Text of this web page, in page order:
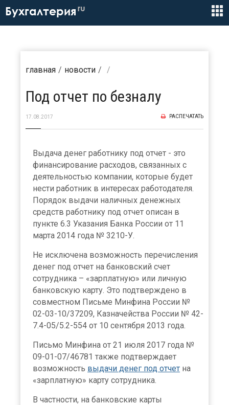
Бухгалтерия ru
главная новости
Под отчет по безналу
17.08.2017 РАСПЕЧАТАТЬ
Выдача денег работнику под отчет - это
финансирование расходов, связанных с
деятельностью компании, которые будет
нести работник в интересах работодателя.
Порядок выдачи наличных денежных
средств работнику под отчет описан в
пункте 6.3 Указания Банка России от 11
марта 2014 года № 3210-У.
Не исключена возможность перечисления
денег под отчет на банковский счет
сотрудника – «зарплатную» или личную
банковскую карту. Это подтверждено в
совместном Письме Минфина России №
02-03-10/37209, Казначейства России № 42-
7.4-05/5.2-554 от 10 сентября 2013 года.
Письмо Минфина от 21 июля 2017 года №
09-01-07/46781 также подтверждает
возможность выдачи денег под отчет на
«зарплатную» карту сотрудника.
В частности, на банковские карты